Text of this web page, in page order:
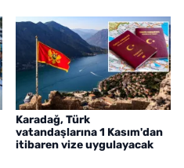
Karadağ, Türk
vatandaşlarına 1 Kasım'dan
itibaren vize uygulayacak